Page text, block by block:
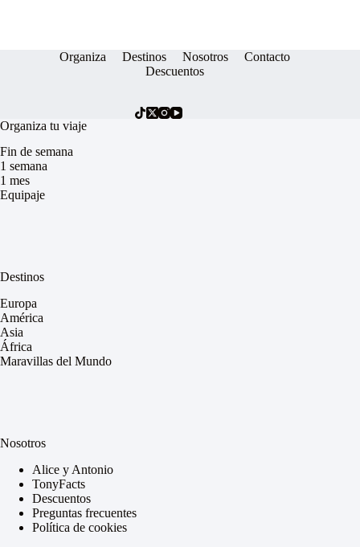
Organiza Destinos Nosotros
Contacto
Descuentos
Organiza tu viaje
Fin de semana
1 semana
1 mes
Equipaje
Destinos
Europa
América
Asia
África
Maravillas del Mundo
Nosotros
Alice y Antonio
TonyFacts
Descuentos
Preguntas frecuentes
Política de cookies